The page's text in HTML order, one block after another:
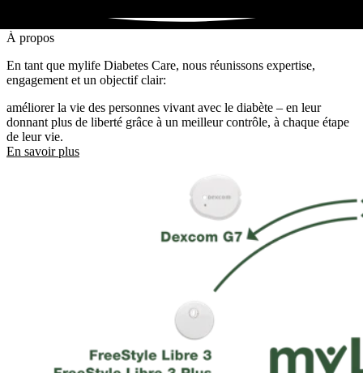
À propos
En tant que mylife Diabetes Care, nous réunissons expertise,
engagement et un objectif clair:
améliorer la vie des personnes vivant avec le diabète – en leur
donnant plus de liberté grâce à un meilleur contrôle, à chaque étape
de leur vie.
En savoir plus